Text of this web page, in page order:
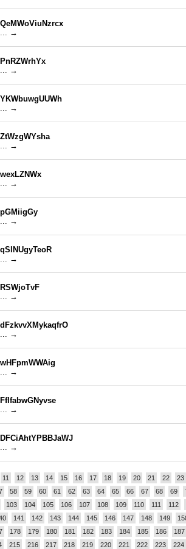
QeMWoViuNzrcx
... →
PnRZWrhYx
... →
YKWbuwgUUWh
... →
ZtWzgWYsha
... →
wexLZNWx
... →
pGMiigGy
... →
qSlNUgyTeoR
... →
RSWjoTvF
... →
dFzkvvXMykaqfrO
... →
wHFpmWWAig
... →
FfIfabwGNyvse
... →
DFCiAhtYPBBJaWJ
... →
11 12 13 14 15 16 17 18 19 20 21 22 23
58 59 60 61 62 63 64 65 66 67 68 69
103
104 105 106 107 108 109 110 111 112
141 142 143 144 145 146 147 148 149
178 179 180 181 182 183 184 185 186 187
215 216 217 218 219 220 221 222 223 224